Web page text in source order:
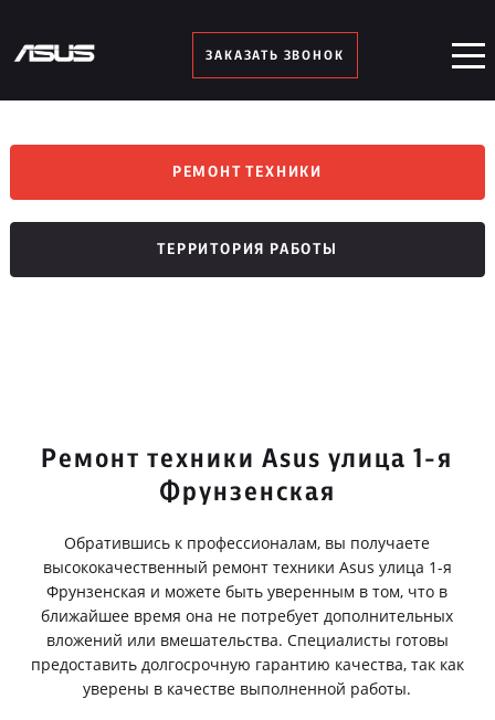
ЗАКАЗАТЬ ЗВОНОК
РЕМОНТ ТЕХНИКИ
ТЕРРИТОРИЯ РАБОТЫ
Ремонт техники Asus улица 1-я
Фрунзенская
Обратившись к профессионалам, вы получаете
высококачественный ремонт техники Asus улица 1-я
Фрунзенская и можете быть уверенным в том, что в
ближайшее время она не потребует дополнительных
вложений или вмешательства. Специалисты готовы
предоставить долгосрочную гарантию качества, так как
уверены в качестве выполненной работы.